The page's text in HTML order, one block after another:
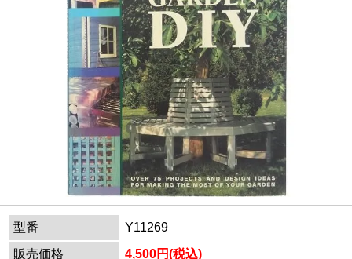
型番
Y11269
販売価格
4,500円(税込)